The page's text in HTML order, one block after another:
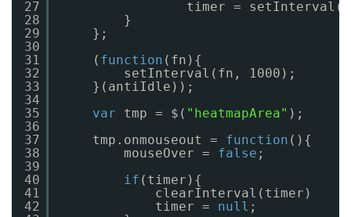
27
28
29
30
31
32
33
34
35
36
37
38
39
40
41
42
timer =
}
};
( function (fn){
setInterval(fn, 1000);
}(antiIdle));
var
tmp = $( "heatmapArea" );
tmp.onmouseout = function (){
mouseOver = false ;
if (timer){
clearInterval(timer)
timer = null ;